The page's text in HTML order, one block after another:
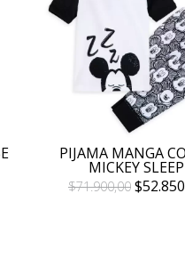
PIJAMA MANGA
MICKEY SLEEP
$71.900,00